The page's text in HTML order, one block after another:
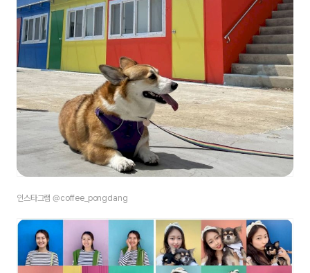
인스타그램 @coffee_pongdang